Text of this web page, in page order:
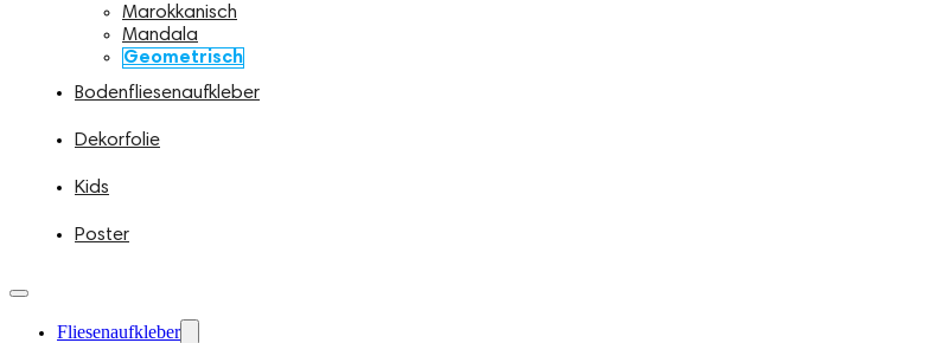
Marokkanisch
Mandala
Geometrisch
Bodenfliesenaufkleber
Dekorfolie
Kids
Poster
Fliesenaufkleber